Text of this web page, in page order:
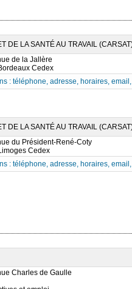
DE LA SANTÉ AU TRAVAIL
de la Jallère
Cedex
: téléphone, adresse, horaires,
DE LA SANTÉ AU TRAVAIL
du Président-René-Coty
Cedex
: téléphone, adresse, horaires,
Charles de Gaulle